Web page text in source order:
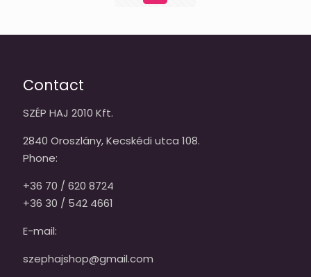
Contact
SZÉP HAJ 2010 Kft.
2840 Oroszlány, Kecskédi utca 108.
Phone:
+36 70 / 620 8724
+36 30 / 542 4661
E-mail:
szephajshop@gmail.com